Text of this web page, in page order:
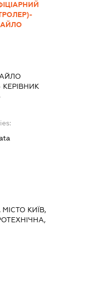
КЕРІВНИК
МІСТО КИЇВ,